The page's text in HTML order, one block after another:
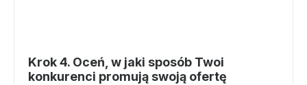
Krok 4. Oceń, w jaki sposób Twoi
konkurenci promują swoją ofertę